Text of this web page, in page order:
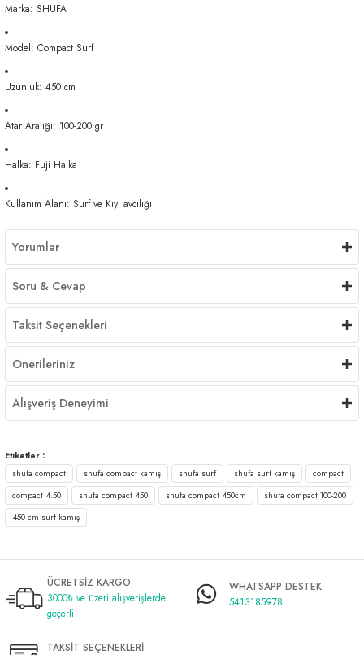
Marka: SHUFA
Model: Compact Surf
Uzunluk: 450 cm
Atar Aralığı: 100-200 gr
Halka: Fuji Halka
Kullanım Alanı: Surf ve Kıyı avcılığı
Yorumlar
Soru & Cevap
Taksit Seçenekleri
Önerileriniz
Alışveriş Deneyimi
Etiketler :
shufa compact
shufa compact kamış shufa surf shufa surf kamış
compact
compact 4.50
shufa compact 450 shufa compact 450cm
shufa compact 100-200
450 cm surf kamış
ÜCRETSİZ KARGO
3000₺ ve üzeri alışverişlerde
geçerli
WHATSAPP DESTEK
5413185978
TAKSİT SEÇENEKLERİ